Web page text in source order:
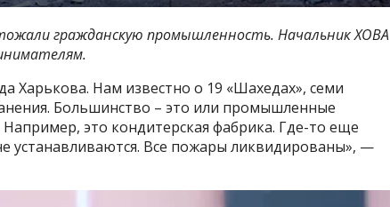
гражданскую промышленность. Начальник ХОВА
Харькова. Нам известно о 19 «Шахедах», семи
Большинство – это или промышленные
это кондитерская фабрика. Где-то еще
устанавливаются. Все пожары ликвидированы», —